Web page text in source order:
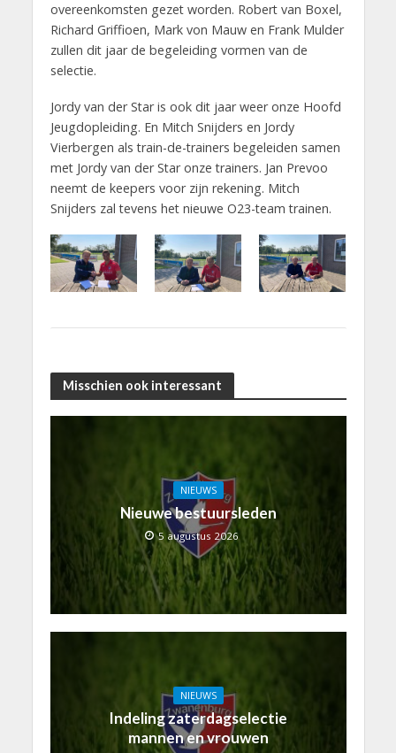
overeenkomsten gezet worden. Robert van Boxel,
Richard Griffioen, Mark von Mauw en Frank Mulder
zullen dit jaar de begeleiding vormen van de
selectie.
Jordy van der Star is ook dit jaar weer onze Hoofd
Jeugdopleiding. En Mitch Snijders en Jordy
Vierbergen als train-de-trainers begeleiden samen
met Jordy van der Star onze trainers. Jan Prevoo
neemt de keepers voor zijn rekening. Mitch
Snijders zal tevens het nieuwe O23-team trainen.
Misschien ook interessant
NIEUWS
Nieuwe bestuursleden
5 augustus 2026
NIEUWS
Indeling zaterdagselectie
mannen en vrouwen